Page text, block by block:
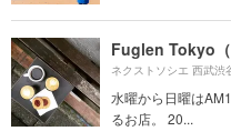
Fuglen Tokyo（
ネクストソシエ 西武渋
水曜から日曜は
るお店。 20...